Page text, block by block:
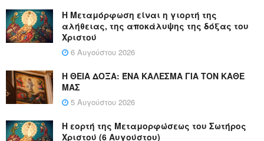
Η Μεταμόρφωση είναι η γιορτή της
αλήθειας, της αποκάλυψης της δόξας του
Χριστού
6 Αυγούστου 2026
Η ΘΕΙΑ ΔΟΞΑ: ΈΝΑ ΚΑΛΕΣΜΑ ΓΙΑ ΤΟΝ ΚΑΘΕ
ΜΑΣ
5 Αυγούστου 2026
Η εορτή της Μεταμορφώσεως του Σωτήρος
Χριστού (6 Αυγούστου)